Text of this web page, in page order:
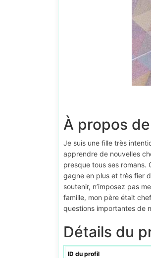
À propos
Je suis une fille très
apprendre de nouvelles
presque tous ses romans.
gagne en plus et très fier
soutenir, n’imposez pas
famille, mon père était
questions importantes de
Détails du
ID du profil